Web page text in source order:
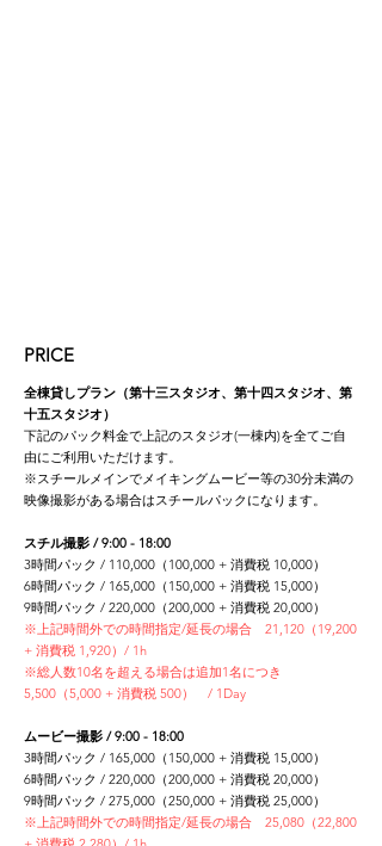
PRICE
全棟貸しプラン（第十三スタジオ、第十四スタジオ、第
十五スタジオ）
​下記のパック料金で上記のスタジオ(一棟内)を全てご自
由にご利用いただけます。
※スチールメインでメイキングムービー等の30分未満の
映像撮影がある場合はスチールパックになります。
スチル撮影 / 9:00 - 18:00
3時間パック / 110,000（100,000 + 消費税 10,000）
6時間パック / 165,000（150,000 + 消費税 15,000）
9時間パック / 220,000（200,000 + 消費税 20,000）
※上記時間外での時間指定/延長の場合 21,120（19,200
+ 消費税 1,920）/ 1h
※総人数10名を超える場合は追加1名につき
5,500（5,000 + 消費税 500） / 1Day
ムービー撮影 / 9:00 - 18:00
3時間パック / 165,000（150,000 + 消費税 15,000）
6時間パック / 220,000（200,000 + 消費税 20,000）
9時間パック / 275,000（250,000 + 消費税 25,000）
※上記時間外での時間指定/延長の場合 25,080（22,800